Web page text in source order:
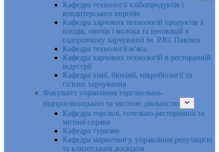
Кафедра технології хлібопродуктів і
кондитерських виробів
Кафедра харчових технологій продуктів з
плодів, овочів і молока та інновацій в
оздоровчому харчуванні ім. Р.Ю. Павлюк
Кафедра технології м’яса
Кафедра харчових технологій в ресторанній
індустрії
Кафедра хімії, біохімії, мікробіології та
гігієни харчування
Факультет управління торговельно-
підприємницькою та митною діяльністю
Кафедра торгівлі, готельно-ресторанної та
митної справи
Кафедра туризму
Кафедра маркетингу, управління репутацією
та клієнтським досвідом